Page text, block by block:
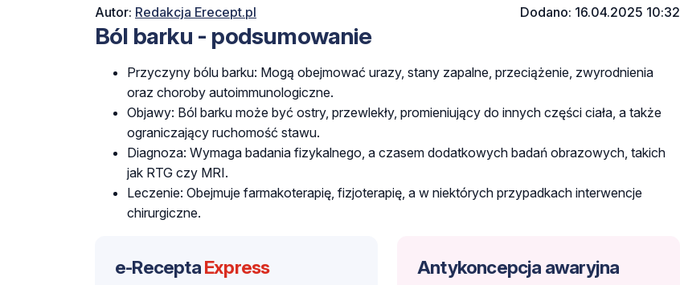
Autor: Redakcja Erecept.pl Dodano: 16.04.2025 10:32
Ból barku - podsumowanie
Przyczyny bólu barku: Mogą obejmować urazy, stany zapalne, przeciążenie, zwyrodnienia
oraz choroby autoimmunologiczne.
Objawy: Ból barku może być ostry, przewlekły, promieniujący do innych części ciała, a także
ograniczający ruchomość stawu.
Diagnoza: Wymaga badania fizykalnego, a czasem dodatkowych badań obrazowych, takich
jak RTG czy MRI.
Leczenie: Obejmuje farmakoterapię, fizjoterapię, a w niektórych przypadkach interwencje
chirurgiczne.
e-ReceptaExpress Antykoncepcja awaryjna